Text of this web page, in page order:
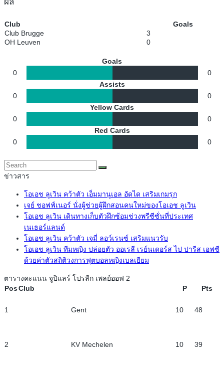
Club
Goals
Club Brugge
3
OH Leuven
0
Goals
0
0
Assists
0
0
Yellow Cards
0
0
Red Cards
0
0
ข่าวสาร
โอเอช ลูเวิน คว้าตัว เอ็มมานูเอล อัดได เสริมเกมรุก
เจย์ ชอฟฟ์เนอร์ นั่งผู้ช่วยผู้ฝึกสอนคนใหม่ของโอเอช ลูเวิน
โอเอช ลูเวิน เดินทางเก็บตัวฝึกซ้อมช่วงพรีซีซั่นที่ประเทศ
เนเธอร์แลนด์
โอเอช ลูเวิน คว้าตัว เจมี่ ลอว์เรนซ์ เสริมแนวรับ
โอเอช ลูเวิน ทีมหญิง ปล่อยตัว ออเรลี เรย์นเดอร์ส ไป ปารีส เอฟซี
ด้วยค่าตัวสถิติวงการฟุตบอลหญิงเบลเยียม
ตารางคะแนน จูปิแลร์ โปรลีก เพลย์ออฟ 2
PosClub P Pts
1 Gent 10 48
2 KV Mechelen 10 39